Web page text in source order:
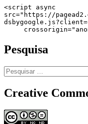
<script async
src="https://
Pesquisa
Pesquisar
por:
Creative